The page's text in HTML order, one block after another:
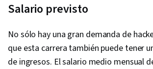
Salario previsto
No sólo hay una gran demanda de
que esta carrera también puede tener
de ingresos. El salario medio mensual